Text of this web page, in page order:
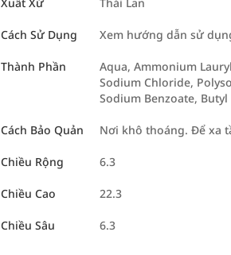
Cách Sử Dụng Xem hướng dẫn sử
Thành Phần
Aqua, Ammonium
Sodium Chloride,
Sodium Benzoate,
Cách Bảo Quản Nơi khô thoáng. Để xa
Chiều Rộng 6.3
Chiều Cao 22.3
Chiều Sâu 6.3